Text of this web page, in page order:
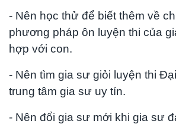
- Nên học thử để biết thêm về
phương pháp ôn luyện thi của
hợp với con.
- Nên tìm gia sư giỏi luyện thi
trung tâm gia sư uy tín.
- Nên đổi gia sư mới khi gia sư